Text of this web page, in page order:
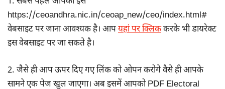
https://ceoandhra.nic.in/ceoap_new/ceo/index.html#
वेबसाइट पर जाना आवश्यक है। आपयहां पर क्लिककरके भी डायरेक्ट
इस वेबसाइट पर जा सकते है।
2. जैसे ही आप ऊपर दिए गए लिंक को ओपन करोगे वैसे ही आपके
सामने एक पेज खुल जाएगा। अब इसमें आपको PDF Electoral